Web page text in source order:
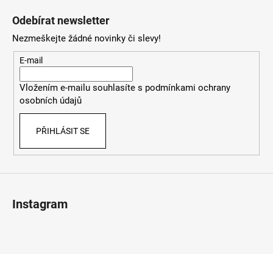
a
c
r
ý
p
Odebírat newsletter
Nezmeškejte žádné novinky či slevy!
E-mail
Vložením e-mailu souhlasíte s podmínkami ochrany
osobních údajů
PŘIHLÁSIT SE
Instagram